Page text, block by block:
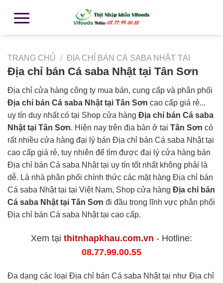
TRANG CHỦ / ĐỊA CHỈ BÁN CÁ SABA NHẬT TẠI
Địa chỉ bán Cá saba Nhật tại Tân Sơn
Địa chỉ cửa hàng công ty mua bán, cung cấp và phân phối
Địa chỉ bán Cá saba Nhật tại Tân Sơn cao cấp giá rẻ...
uy tín duy nhất có tại Shop cửa hàng Địa chỉ bán Cá saba
Nhật tại Tân Sơn. Hiện nay trên địa bàn ở tại Tân Sơn có
rất nhiều cửa hàng đại lý bán Địa chỉ bán Cá saba Nhật tại
cao cấp giá rẻ, tuy nhiên để tìm được đại lý cửa hàng bán
Địa chỉ bán Cá saba Nhật tại uy tín tốt nhất không phải là
dễ. Là nhà phân phối chính thức các mặt hàng Địa chỉ bán
Cá saba Nhật tại tại Việt Nam, Shop cửa hàng Địa chỉ bán
Cá saba Nhật tại Tân Sơn đi đầu trong lĩnh vực phân phối
Địa chỉ bán Cá saba Nhật tại cao cấp.
Xem tại thitnhapkhau.com.vn - Hotline:
08.77.99.00.55
Đa dạng các loại Địa chỉ bán Cá saba Nhật tại như Địa chỉ